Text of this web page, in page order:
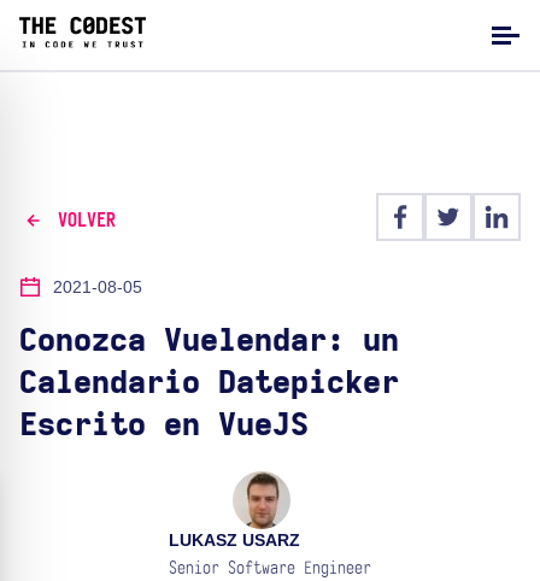
VOLVER
2021-08-05
Conozca Vuelendar: un
Calendario Datepicker
Escrito en VueJS
LUKASZ USARZ
Senior Software Engineer